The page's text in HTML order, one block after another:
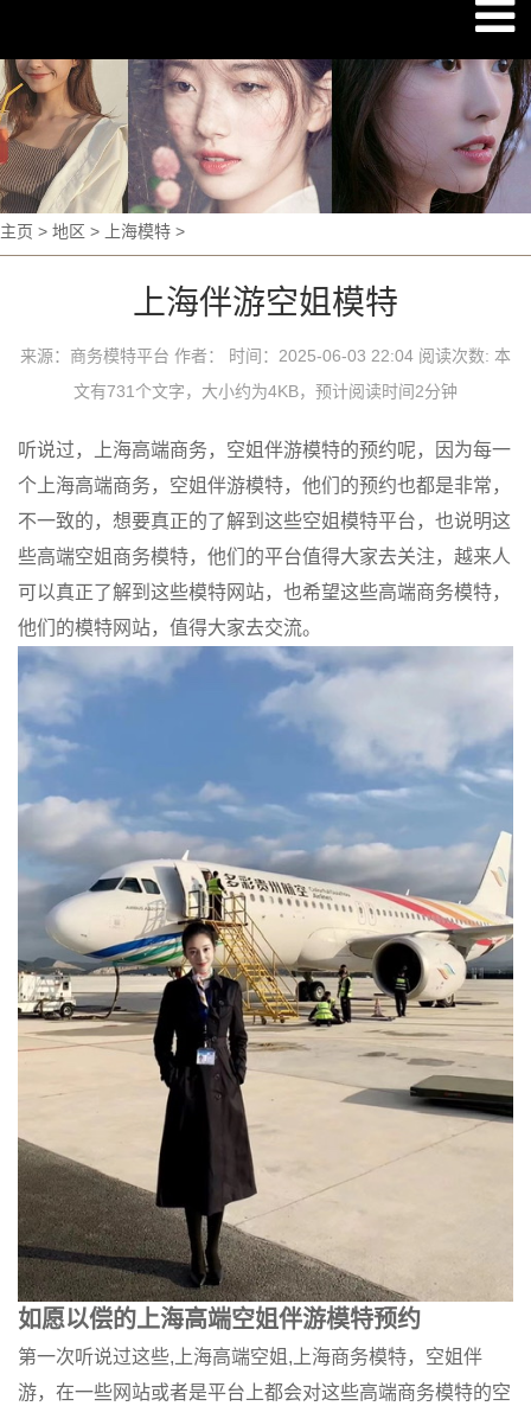
主页 > 地区 > 上海模特 >
上海伴游空姐模特
来源：商务模特平台 作者： 时间：2025-06-03 22:04 阅读次数: 本
文有731个文字，大小约为4KB，预计阅读时间2分钟
听说过，上海高端商务，空姐伴游模特的预约呢，因为每一
个上海高端商务，空姐伴游模特，他们的预约也都是非常，
不一致的，想要真正的了解到这些空姐模特平台，也说明这
些高端空姐商务模特，他们的平台值得大家去关注，越来人
可以真正了解到这些模特网站，也希望这些高端商务模特，
他们的模特网站，值得大家去交流。
如愿以偿的上海高端空姐伴游模特预约
第一次听说过这些,上海高端空姐,上海商务模特，空姐伴
游，在一些网站或者是平台上都会对这些高端商务模特的空